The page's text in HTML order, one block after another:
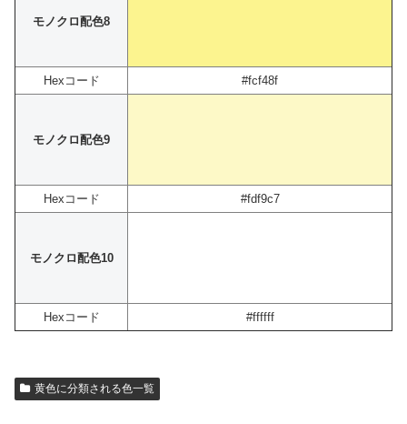
モノクロ配色8
Hexコード #fcf48f
モノクロ配色9
Hexコード #fdf9c7
モノクロ配色10
Hexコード #ffffff
黄色に分類される色一覧